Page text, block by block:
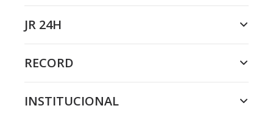
JR 24H
RECORD
INSTITUCIONAL